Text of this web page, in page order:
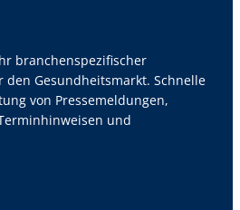
branchenspezifischer
Gesundheitsmarkt. Schnelle
von Pressemeldungen,
und